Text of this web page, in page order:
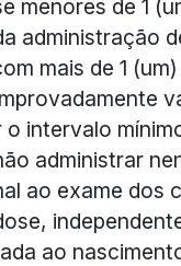
menores de 1
administração
mais de 1
o intervalo
administrar
ao exame dos
ao